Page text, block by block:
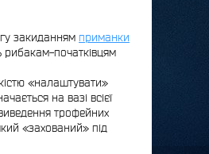
закиданням приманки
рибакам-початківцям
«налаштувати»
на вазі всієї
трофейних
«захований» під